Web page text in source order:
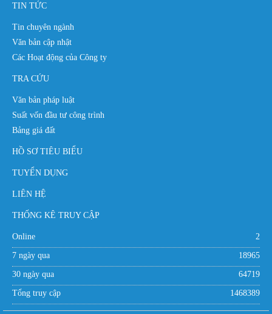
TIN TỨC
Tin chuyên ngành
Văn bản cập nhật
Các Hoạt động của Công ty
TRA CỨU
Văn bản pháp luật
Suất vốn đầu tư công trình
Bảng giá đất
HỒ SƠ TIÊU BIỂU
TUYỂN DỤNG
LIÊN HỆ
THỐNG KÊ TRUY CẬP
Online 2
7 ngày qua 18965
30 ngày qua 64719
Tổng truy cập 1468389